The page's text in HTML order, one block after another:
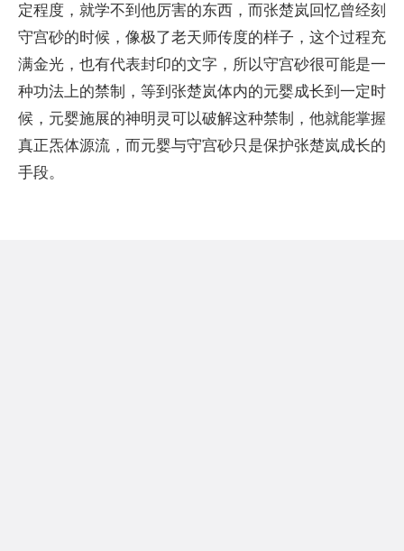
定程度，就学不到他厉害的东西，而张楚岚回忆曾经刻
守宫砂的时候，像极了老天师传度的样子，这个过程充
满金光，也有代表封印的文字，所以守宫砂很可能是一
种功法上的禁制，等到张楚岚体内的元婴成长到一定时
候，元婴施展的神明灵可以破解这种禁制，他就能掌握
真正炁体源流，而元婴与守宫砂只是保护张楚岚成长的
手段。